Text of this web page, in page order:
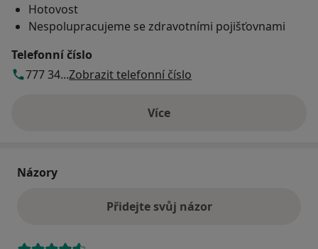
Hotovost
Nespolupracujeme se zdravotními pojišťovnami
Telefonní číslo
777 34...Zobrazit telefonní číslo
Víceo adrese
Názory
Přidejte svůj názor